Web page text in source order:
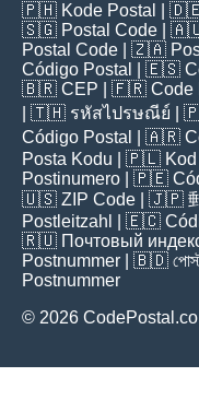
🇵🇭 Kode Postal |
🇸🇬 Postal Code |
Postal Code | 🇿🇦
Código Postal
| 🇪🇸
🇧🇷 CEP | 🇫🇷 Code
| 🇹🇭 รหัสไปรษณีย์ |
Código Postal
| 🇦🇷
Posta Kodu | 🇵🇱
Postinumero | 🇵🇪
🇺🇸 ZIP Code | 🇯🇵
Postleitzahl
| 🇪🇨
🇷🇺 Почтовый
Postnummer | 🇧🇩
Postnummer
© 2026 CodePostal.co